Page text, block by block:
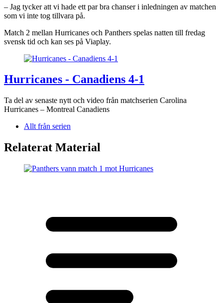
– Jag tycker att vi hade ett par bra chanser i inledningen av matchen
som vi inte tog tillvara på.
Match 2 mellan Hurricanes och Panthers spelas natten till fredag
svensk tid och kan ses på Viaplay.
Hurricanes - Canadiens 4-1
Ta del av senaste nytt och video från matchserien Carolina
Hurricanes – Montreal Canadiens
Allt från serien
Relaterat Material